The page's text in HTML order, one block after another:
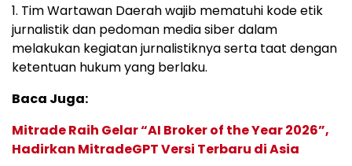
1. Tim Wartawan Daerah wajib mematuhi kode etik
jurnalistik dan pedoman media siber dalam
melakukan kegiatan jurnalistiknya serta taat dengan
ketentuan hukum yang berlaku.
Baca Juga:
Mitrade Raih Gelar “AI Broker of the Year 2026”,
Hadirkan MitradeGPT Versi Terbaru di Asia